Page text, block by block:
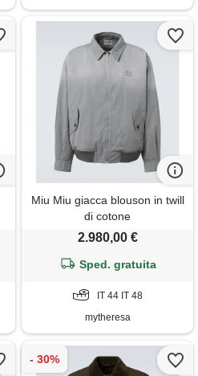
Miu Miu giacca blouson in twill
di cotone
2.980,00 €
Sped. gratuita
IT 44 IT 48
mytheresa